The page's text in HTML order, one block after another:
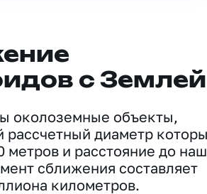
с Землей
околоземные объекты,
диаметр
метров и расстояние до
сближения составляет
километров.